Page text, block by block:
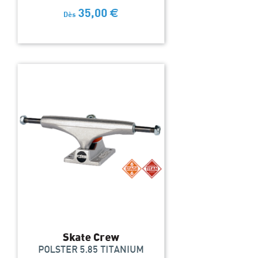
Dès 35,00 €
Skate Crew
POLSTER 5.85 TITANIUM